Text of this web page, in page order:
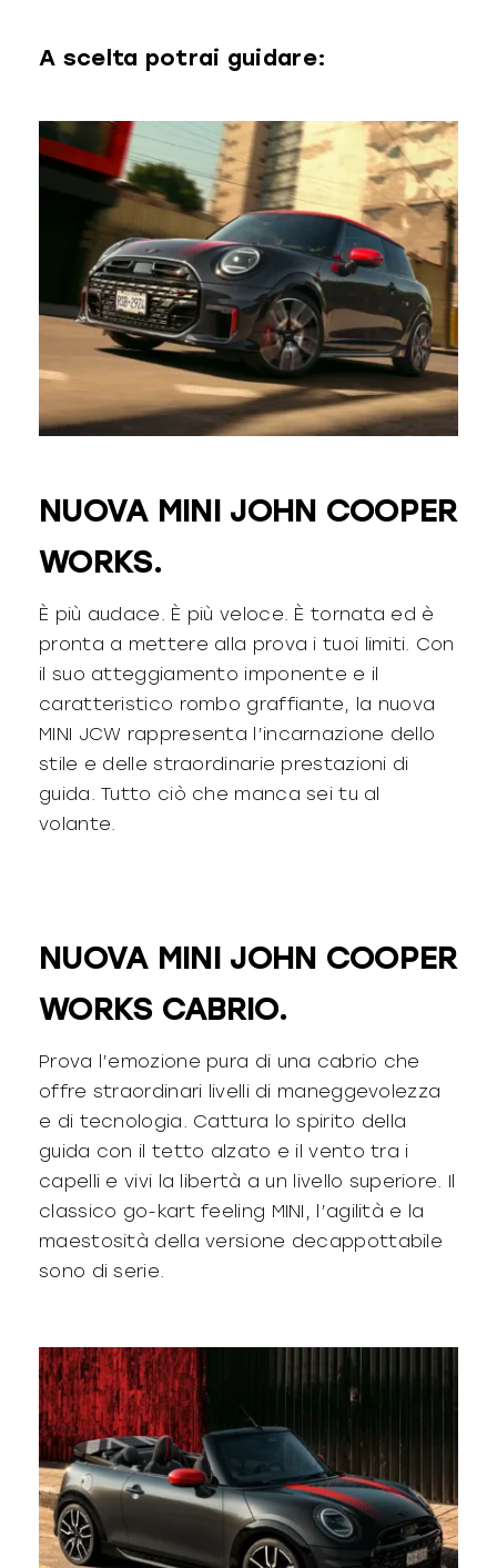
A scelta potrai guidare:
NUOVA MINI JOHN COOPER
WORKS.
È più audace. È più veloce. È tornata ed è
pronta a mettere alla prova i tuoi limiti. Con
il suo atteggiamento imponente e il
caratteristico rombo graffiante, la nuova
MINI JCW rappresenta l’incarnazione dello
stile e delle straordinarie prestazioni di
guida. Tutto ciò che manca sei tu al
volante.
NUOVA MINI JOHN COOPER
WORKS CABRIO.
Prova l’emozione pura di una cabrio che
offre straordinari livelli di maneggevolezza
e di tecnologia. Cattura lo spirito della
guida con il tetto alzato e il vento tra i
capelli e vivi la libertà a un livello superiore. Il
classico go-kart feeling MINI, l’agilità e la
maestosità della versione decappottabile
sono di serie.